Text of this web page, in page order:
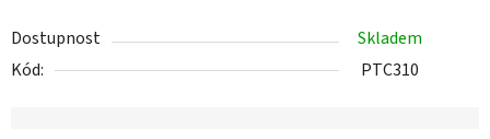
Dostupnost
Skladem
Kód:
PTC310